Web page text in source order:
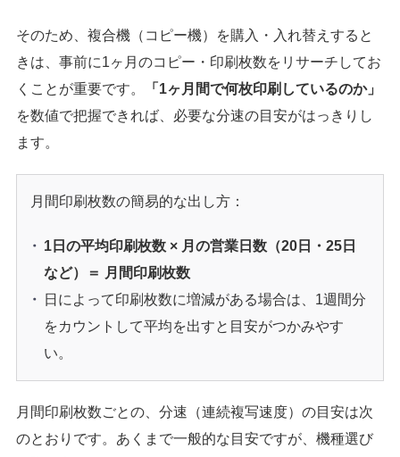
そのため、複合機（コピー機）を購入・入れ替えすると
きは、事前に1ヶ月のコピー・印刷枚数をリサーチしてお
くことが重要です。
「1ヶ月間で何枚印刷しているのか」
を数値で把握できれば、必要な分速の目安がはっきりし
ます。
月間印刷枚数の簡易的な出し方：
1日の平均印刷枚数 × 月の営業日数（20日・25日
など）＝ 月間印刷枚数
日によって印刷枚数に増減がある場合は、1週間分
をカウントして平均を出すと目安がつかみやす
い。
月間印刷枚数ごとの、分速（連続複写速度）の目安は次
のとおりです。あくまで一般的な目安ですが、機種選び